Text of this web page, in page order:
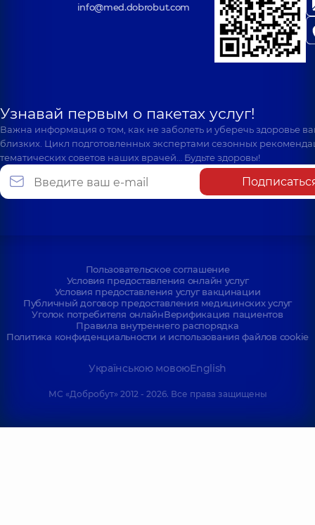
info@med.dobrobut.com
Узнавай первым о пакетах услуг!
Важна информация о том, как не заболеть и уберечь здоровье
близких. Цикл подготовленных экспертами сезонных
тематических советов наших врачей… Будьте здоровы!
Пользовательское соглашение
Условия предоставления онлайн услуг
Условия предоставления услуг вакцинации
Публичный договор предоставления медицинских услуг
Уголок потребителя онлайнВерификация пациентов
Правила внутреннего распорядка
Политика конфиденциальности и использования файлов cookie
Українською мовоюEnglish
МС «Добробут» 2012 - 2026. Все права защищены